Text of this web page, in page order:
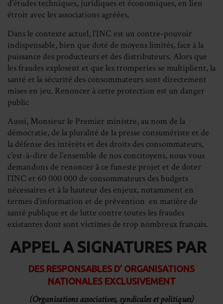
d’études techniques, juridiques et économiques, en lien
étroit avec les associations agréées.
Dans le contexte actuel, l’INC est un contre-pouvoir
indispensable, bien que doté de moyens limités, face à la
puissance des producteurs et des distributeurs. Alors que
les fraudes explosent et que les tromperies se multiplient, la
santé et la sécurité des consommateurs sont directement
mises en jeu. Renoncer à cette protection est un danger
public
Aussi, Monsieur le Premier ministre, au nom de la
démocratie, de la pluralité de la presse consumériste et de
la défense des intérêts et des droits des consommateurs,
c’est-à-dire de l’ensemble de nos concitoyens, nous vous
demandons de renoncer à ce funeste projet et de doter
l’INC et 60 000 000 de consommateurs des budgets
nécessaires et à la hauteur des enjeux, notamment en
termes d’information et de prévention en matière de
santé publique et de lutte contre toutes les fraudes
existantes dont sont victimes de trop nombreux français.
APPEL A SIGNATURES PAR
DES RESPONSABLES D’ ORGANISATIONS
NATIONALES EXCLUSIVEMENT
(Organisations associatives, syndicales et politiques)